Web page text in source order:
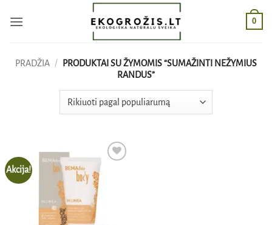
0
PRADŽIA /
PRODUKTAI SU ŽYMOMIS “SUMAŽINTI NEŽYMIUS
RANDUS”
Akcija!